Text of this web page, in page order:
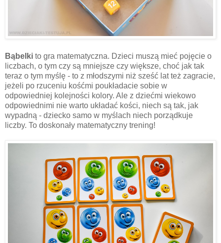
Bąbelki to gra matematyczna. Dzieci muszą mieć pojęcie o
liczbach, o tym czy są mniejsze czy większe, choć jak tak
teraz o tym myślę - to z młodszymi niż sześć lat też zagracie,
jeżeli po rzuceniu kośćmi poukładacie sobie w
odpowiedniej kolejności kolory. Ale z dziećmi wiekowo
odpowiednimi nie warto układać kości, niech są tak, jak
wypadną - dziecko samo w myślach niech porządkuje
liczby. To doskonały matematyczny trening!